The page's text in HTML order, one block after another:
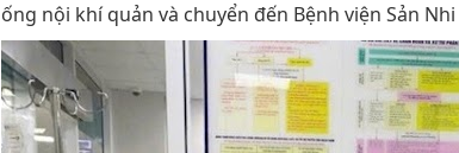
ống nội khí quản và chuyển đến Bệnh viện Sản